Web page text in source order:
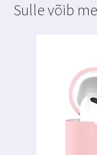
Sulle võib